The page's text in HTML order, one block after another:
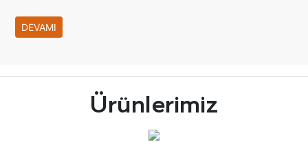
DEVAMI
Ürünlerimiz